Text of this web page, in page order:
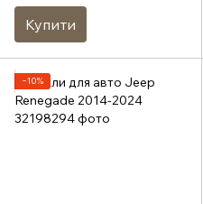
Купити
−10%